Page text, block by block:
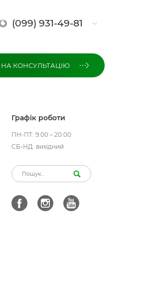
(099) 931-49-81
КОНСУЛЬТАЦІЮ
Графік роботи
ПН-ПТ: 9:00 – 20:00
СБ-НД: вихідний